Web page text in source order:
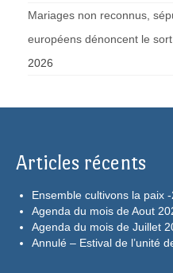
Mariages non reconnus,
européens dénoncent le
2026
Articles récents
Ensemble cultivons la paix
Agenda du mois de Aout
Agenda du mois de Juillet
Annulé – Estival de l’unité